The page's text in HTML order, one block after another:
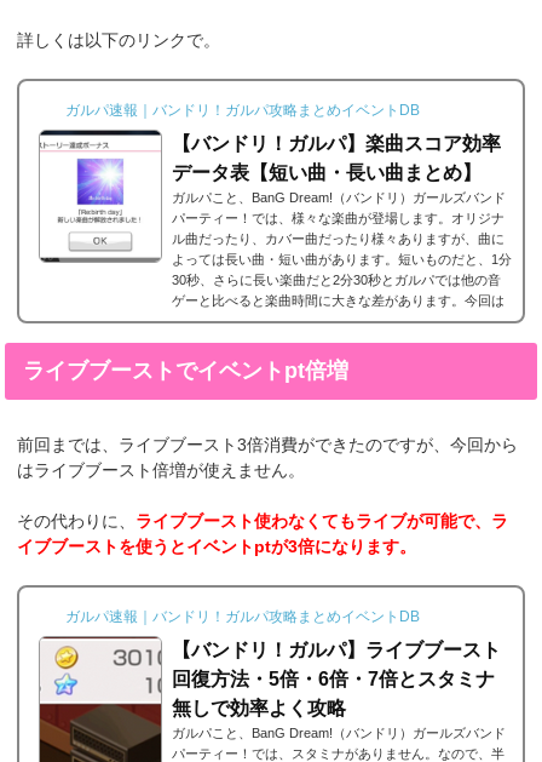
詳しくは以下のリンクで。
ガルパ速報｜バンドリ！ガルパ攻略まとめイベントDB
【バンドリ！ガルパ】楽曲スコア効率
データ表【短い曲・長い曲まとめ】
ガルパこと、BanG Dream!（バンドリ）ガールズバンド
パーティー！では、様々な楽曲が登場します。オリジナ
ル曲だったり、カバー曲だったり様々ありますが、曲に
よっては長い曲・短い曲があります。短いものだと、1分
30秒、さらに長い楽曲だと2分30秒とガルパでは他の音
ゲーと比べると楽曲時間に大きな差があります。今回は
ガルパに登場する楽曲の長い曲、短い曲のまとめや、イ
ベント周回におすすめの楽曲などをまとめました。楽曲
別スコア効率表(協力ライブ) ↓別タブで見る場合はこち
ら。
バンドリ！ガルパ スコア...
ライブブーストでイベントpt倍増
前回までは、ライブブースト3倍消費ができたのですが、今回から
はライブブースト倍増が使えません。
その代わりに、 ライブブースト使わなくてもライブが可能で、ラ
イブブーストを使うとイベントptが3倍になります。
ガルパ速報｜バンドリ！ガルパ攻略まとめイベントDB
【バンドリ！ガルパ】ライブブースト
回復方法・5倍・6倍・7倍とスタミナ
無しで効率よく攻略
ガルパこと、BanG Dream!（バンドリ）ガールズバンド
パーティー！では、スタミナがありません。なので、半